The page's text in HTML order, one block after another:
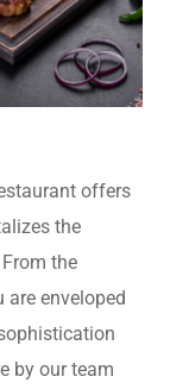
offers
the
the
are enveloped
by our team